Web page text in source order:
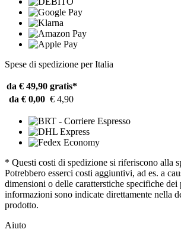
Spese di spedizione per Italia
da € 49,90 gratis*
da € 0,00 € 4,90
* Questi costi di spedizione si riferiscono alla
Potrebbero esserci costi aggiuntivi, ad es. a
dimensioni o delle caratterstiche specifiche dei
informazioni sono indicate direttamente nella
prodotto.
Aiuto